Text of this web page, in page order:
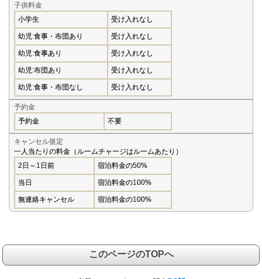
子供料金
小学生
受け入れなし
幼児:食事・布団あり 受け入れなし
幼児:食事あり 受け入れなし
幼児:布団あり 受け入れなし
幼児:食事・布団なし 受け入れなし
予約金
予約金
不要
キャンセル規定
一人当たりの料金（ルームチャージはルームあたり）
2日～1日前
宿泊料金の50%
当日 宿泊料金の100%
無連絡キャンセル 宿泊料金の100%
このページのTOPへ